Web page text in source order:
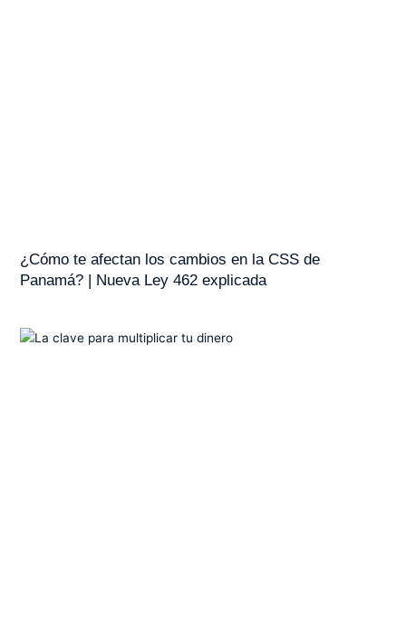
¿Cómo te afectan los cambios en la CSS de
Panamá? | Nueva Ley 462 explicada